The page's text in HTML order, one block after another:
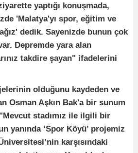
yaptığı konuşmada,
'Malatya'yı spor, eğitim ve
dedik. Sayenizde bunun çok
Depremde yara alan
takdire şayan" ifadelerini
olduğunu kaydeden ve
Osman Aşkın Bak'a bir sunum
stadımız ile ilgili bir
yanında ‘Spor Köyü’ projemiz
karşısındaki